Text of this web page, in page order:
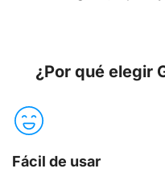
¿Por qué elegir
Fácil de usar